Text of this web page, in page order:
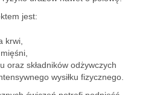
jest:
krwi,
oraz składników odżywczych
wysiłku fizycznego.